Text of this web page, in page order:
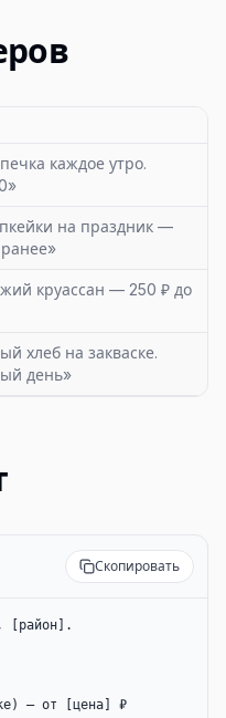
каждое утро.
на праздник —
круассан — 250 ₽ до
хлеб на закваске.
день»
Скопировать
[район].
— от [цена] ₽